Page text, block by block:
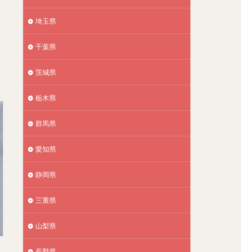
埼玉県
千葉県
茨城県
栃木県
群馬県
愛知県
静岡県
三重県
山梨県